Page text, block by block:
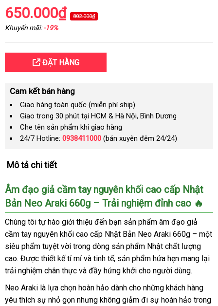
650.000₫ 802.000₫
Khuyến mãi:-19%
ĐẶT HÀNG
Cam kết bán hàng
Giao hàng toàn quốc (miễn phí ship)
Giao trong 30 phút tại HCM & Hà Nội, Bình Dương
Che tên sản phẩm khi giao hàng
24/7 Hotline: 0938411000 (bán xuyên đêm 24/24)
Mô tả chi tiết
Âm đạo giả cầm tay nguyên khối cao cấp Nhật
Bản Neo Araki 660g – Trải nghiệm đỉnh cao 🔥
Chúng tôi tự hào giới thiệu đến bạn sản phẩm âm đạo giả
cầm tay nguyên khối cao cấp Nhật Bản Neo Araki 660g – một
siêu phẩm tuyệt vời trong dòng sản phẩm Nhật chất lượng
cao. Được thiết kế tỉ mỉ và tinh tế, sản phẩm hứa hẹn mang lại
trải nghiệm chân thực và đầy hứng khởi cho người dùng.
Neo Araki là lựa chọn hoàn hảo dành cho những khách hàng
yêu thích sự nhỏ gọn nhưng không giảm đi sự hoàn hảo trong